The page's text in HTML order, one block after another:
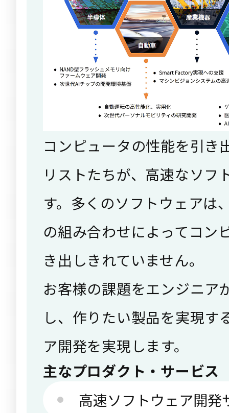
コンピュータの性能を引き
リストたちが、高速なソフ
す。多くのソフトウェアは
の組み合わせによってコン
き出しきれていません。
お客様の課題をエンジニア
し、作りたい製品を実現す
ア開発を実現します。
主なプロダクト・サービス
高速ソフトウェア開